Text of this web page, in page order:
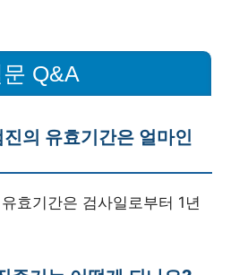
Q&A
의 유효기간은 얼마인
효기간은 검사일로부터 1년